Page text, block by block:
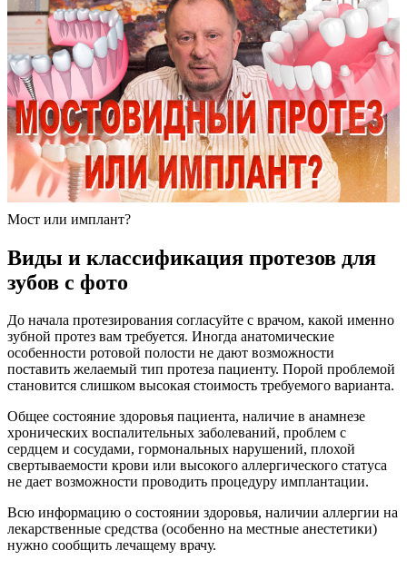
Мост или имплант?
Виды и классификация протезов для
зубов с фото
До начала протезирования согласуйте с врачом, какой именно
зубной протез вам требуется. Иногда анатомические
особенности ротовой полости не дают возможности
поставить желаемый тип протеза пациенту. Порой проблемой
становится слишком высокая стоимость требуемого варианта.
Общее состояние здоровья пациента, наличие в анамнезе
хронических воспалительных заболеваний, проблем с
сердцем и сосудами, гормональных нарушений, плохой
свертываемости крови или высокого аллергического статуса
не дает возможности проводить процедуру имплантации.
Всю информацию о состоянии здоровья, наличии аллергии на
лекарственные средства (особенно на местные анестетики)
нужно сообщить лечащему врачу.